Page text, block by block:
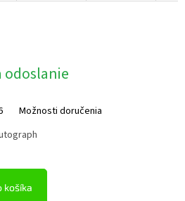
odoslanie
Možnosti doručenia
košíka